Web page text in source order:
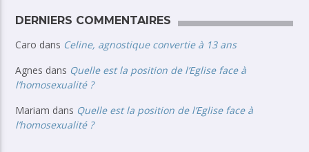
DERNIERS COMMENTAIRES
Caro dans Celine, agnostique convertie à 13 ans
Agnes dans Quelle est la position de l’Eglise face à
l’homosexualité ?
Mariam dans Quelle est la position de l’Eglise face à
l’homosexualité ?